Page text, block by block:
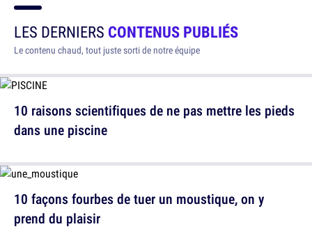
LES DERNIERS CONTENUS PUBLIÉS
Le contenu chaud, tout juste sorti de notre équipe
10 raisons scientifiques de ne pas mettre les pieds
dans une piscine
10 façons fourbes de tuer un moustique, on y
prend du plaisir